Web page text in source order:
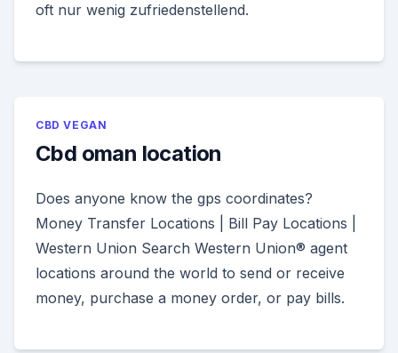
oft nur wenig zufriedenstellend.
CBD VEGAN
Cbd oman location
Does anyone know the gps coordinates?
Money Transfer Locations | Bill Pay Locations |
Western Union Search Western Union® agent
locations around the world to send or receive
money, purchase a money order, or pay bills.